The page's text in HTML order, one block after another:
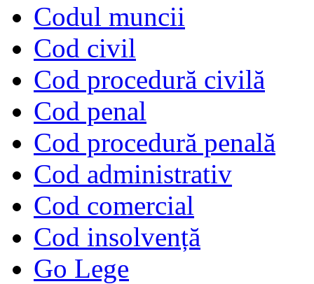
Codul muncii
Cod civil
Cod procedură civilă
Cod penal
Cod procedură penală
Cod administrativ
Cod comercial
Cod insolvență
Go Lege